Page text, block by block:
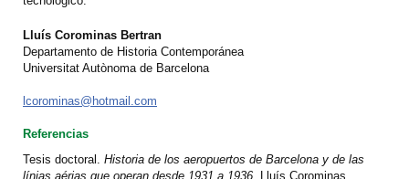
Lluís Corominas Bertran
Departamento de Historia Contemporánea
Universitat Autònoma de Barcelona
lcorominas@hotmail.com
Referencias
Tesis doctoral. Historia de los aeropuertos de Barcelona y de las
línias aérias que operan desde 1931 a 1936, Lluís Corominas.